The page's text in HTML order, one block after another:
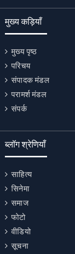
मुख्य कड़ियाँ
मुख्य पृष्ठ
परिचय
संपादक मंडल
परामर्श मंडल
संपर्क
ब्लॉग श्रेणियाँ
साहित्य
सिनेमा
समाज
फोटो
वीडियो
सूचना